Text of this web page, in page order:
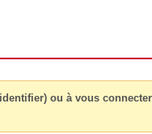
ou à vous